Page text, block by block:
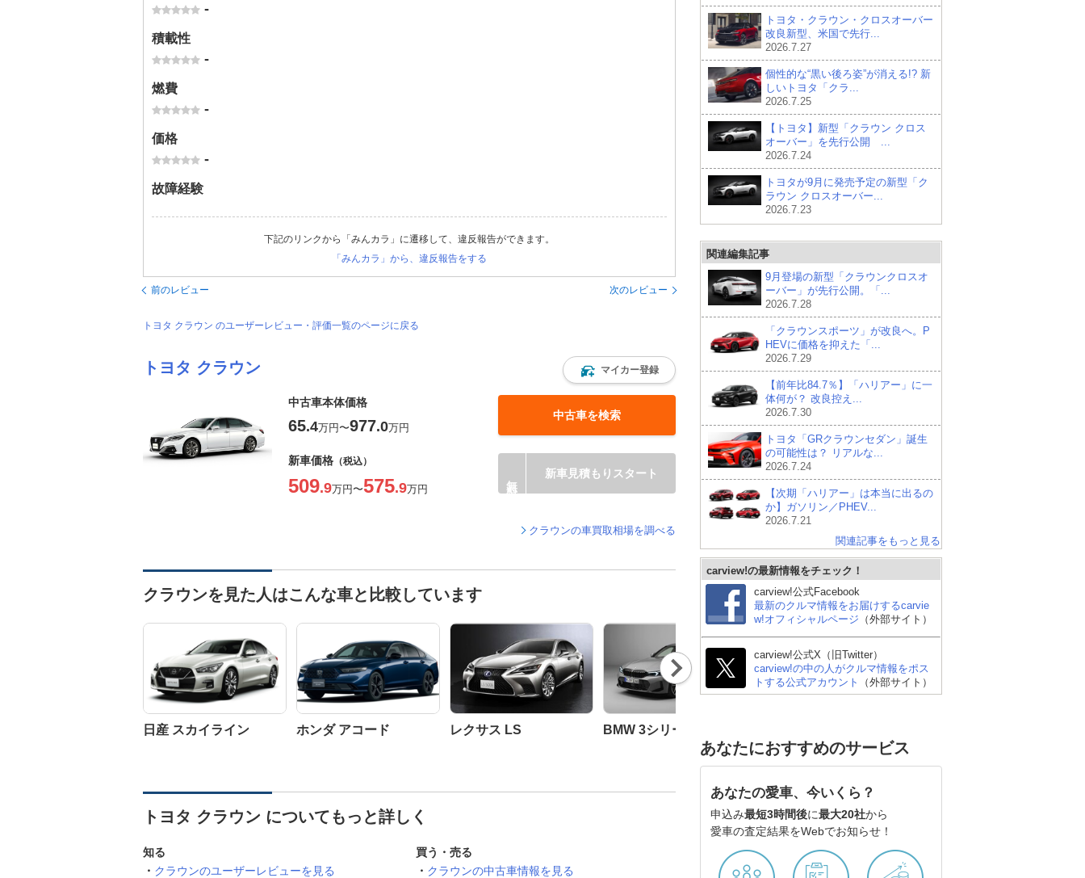
-
積載性
-
燃費
-
価格
-
故障経験
下記のリンクから「みんカラ」に遷移して、違反報告ができます。
「みんカラ」から、違反報告をする
前のレビュー 次のレビュー
トヨタ クラウン のユーザーレビュー・評価一覧のページに戻る
トヨタ クラウン マイカー登録
中古車本体価格
65.4万円〜977.0万円
中古車を検索
新車価格 （税込）
509.9万円〜575.9万円
新車見積もりスタート
クラウンの車買取相場を調べる
クラウンを見た人はこんな車と比較しています
日産 スカイライン ホンダ アコード レクサス LS BMW 3シリーズ セダン
ド
Nex
t
トヨタ クラウン についてもっと詳しく
知る
クラウンのユーザーレビューを見る
買う・売る
クラウンの中古車情報を見る
トヨタ・クラウン・クロスオーバー
改良新型、米国で先行...
2026.7.27
個性的な“黒い後ろ姿”が消える!? 新
しいトヨタ「クラ...
2026.7.25
【トヨタ】新型「クラウン クロス
オーバー」を先行公開 ...
2026.7.24
トヨタが9月に発売予定の新型「ク
ラウン クロスオーバー...
2026.7.23
関連編集記事
9月登場の新型「クラウンクロスオ
ーバー」が先行公開。「...
2026.7.28
「クラウンスポーツ」が改良へ。P
HEVに価格を抑えた「...
2026.7.29
【前年比84.7％】「ハリアー」に一
体何が？ 改良控え...
2026.7.30
トヨタ「GRクラウンセダン」誕生
の可能性は？ リアルな...
2026.7.24
【次期「ハリアー」は本当に出るの
か】ガソリン／PHEV...
2026.7.21
関連記事をもっと見る
carview!の最新情報をチェック！
carview!公式Facebook
最新のクルマ情報をお届けするcarvie
w!オフィシャルページ （外部サイト）
carview!公式X（旧Twitter）
carview!の中の人がクルマ情報をポス
トする公式アカウント
（外部サイト）
あなたにおすすめのサービス
あなたの愛車、今いくら？
申込み最短3時間後に最大20社から
愛車の査定結果をWebでお知らせ！